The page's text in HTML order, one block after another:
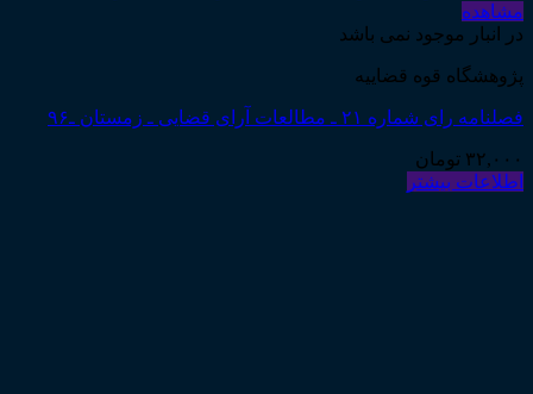
مشاهده
در انبار موجود نمی باشد
پژوهشگاه قوه قضاییه
فصلنامه رای شماره ۲۱ ـ مطالعات آرای قضایی ـ زمستان ـ۹۶
۳۲,۰۰۰ تومان
اطلاعات بیشتر